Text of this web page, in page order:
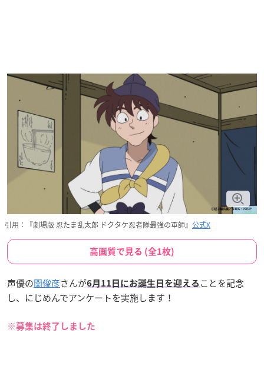
引用：『劇場版 忍たま乱太郎 ドクタケ忍者隊最強の軍師』 公式X
高画質で見る (全1枚)
声優の関俊彦さんが6月11日 にお誕生日を迎える ことを記念
し、にじめんでアンケートを実施します！
※募集は終了しました